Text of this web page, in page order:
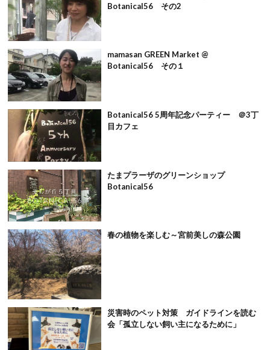
Botanical56 その2
mamasan GREEN Market @
Botanical56 その１
Botanical56 5周年記念パーティー ＠3丁
目カフェ
たまプラーザのグリーンショップ
Botanical56
春の植物を楽しむ～宮前美しの森公園
災害時のペット対策 ガイドラインを読む
会「孤立しない飼い主になるために」